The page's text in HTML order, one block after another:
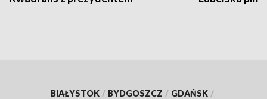
BIAŁYSTOK / BYDGOSZCZ / GDAŃSK /